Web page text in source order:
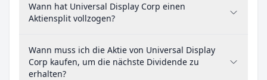
Wann hat Universal Display Corp einen
Aktiensplit vollzogen?
Wann muss ich die Aktie von Universal Display
Corp kaufen, um die nächste Dividende zu
erhalten?